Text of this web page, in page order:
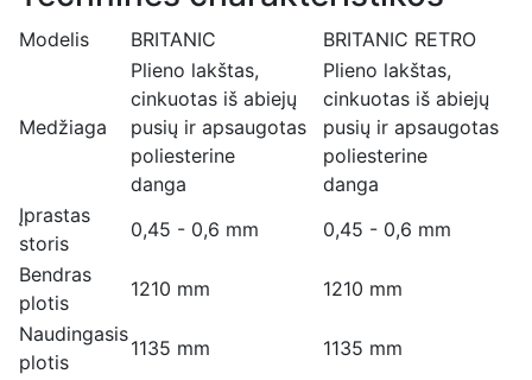
Modelis BRITANIC BRITANIC RETRO
Medžiaga
Plieno lakštas,
cinkuotas iš abiejų
pusių ir apsaugotas
poliesterine
danga
Plieno lakštas,
cinkuotas iš abiejų
pusių ir apsaugotas
poliesterine
danga
Įprastas
storis
0,45 - 0,6 mm
0,45 - 0,6 mm
Bendras
plotis
1210 mm
1210 mm
Naudingasis
plotis
1135 mm
1135 mm